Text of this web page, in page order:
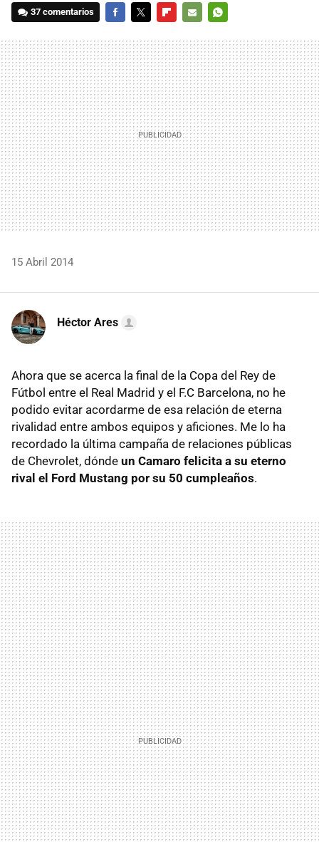
37 comentarios
MAIL
15 Abril 2014
Héctor Ares
Ahora que se acerca la final de la Copa del Rey de
Fútbol entre el Real Madrid y el F.C Barcelona, no he
podido evitar acordarme de esa relación de eterna
rivalidad entre ambos equipos y aficiones. Me lo ha
recordado la última campaña de relaciones públicas
de Chevrolet, dónde un Camaro felicita a su eterno
rival el Ford Mustang por su 50 cumpleaños.